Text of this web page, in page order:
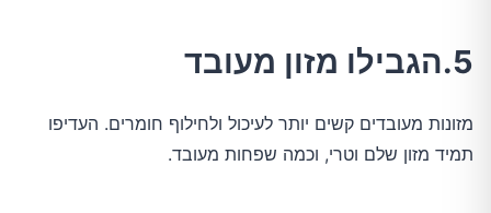
5.הגבילו מזון מעובד
מזונות מעובדים קשים יותר לעיכול ולחילוף חומרים. העדיפו
תמיד מזון שלם וטרי, וכמה שפחות מעובד.